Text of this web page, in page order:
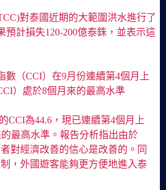
對泰國近期的大範圍洪水進行了
預計損失120-200億泰銖，並表示這
數（CCI）在9月份連續第4個月上
）處於8個月來的最高水準
CCI為44.6，現已連續第4個月上
最高水準。報告分析指出由於
對經濟改善的信心是改善的。同
，外國遊客能夠更方便地進入泰